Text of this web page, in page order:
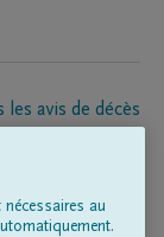
les avis de décès
funèbres
au